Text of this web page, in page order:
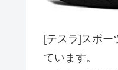
[テスラ]スポー
ています。